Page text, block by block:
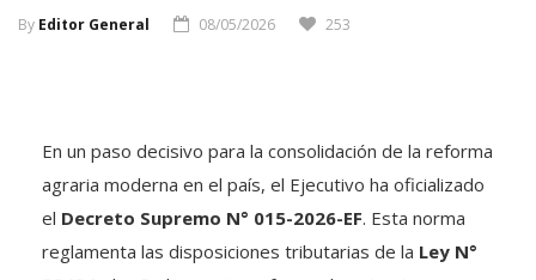
agraria moderna en el país, el Ejecutivo ha oficializado
elDecreto Supremo N° 015-2026-EF.Esta norma
reglamenta las disposiciones tributarias de laLey N°
32434, diseñada para transformar la estructura